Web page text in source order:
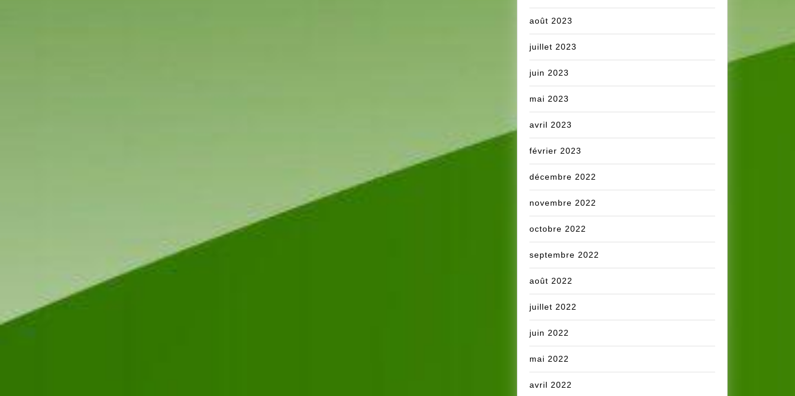
août 2023
juillet 2023
juin 2023
mai 2023
avril 2023
février 2023
décembre 2022
novembre 2022
octobre 2022
septembre 2022
août 2022
juillet 2022
juin 2022
mai 2022
avril 2022